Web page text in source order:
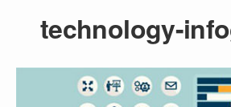
technology-